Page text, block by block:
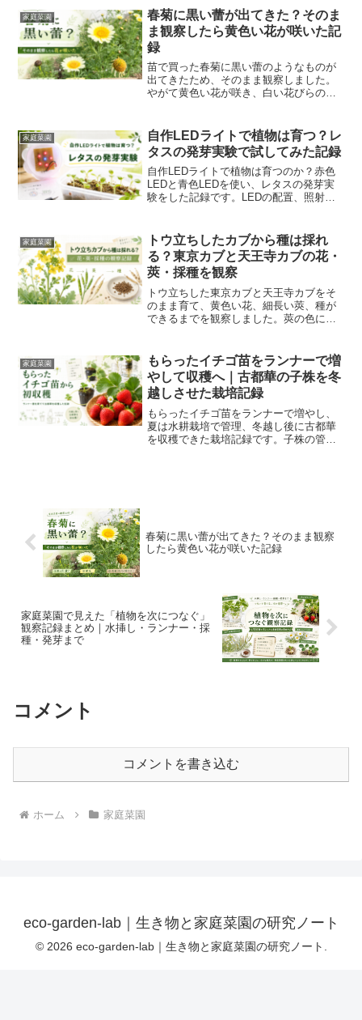
方もまとめます。
家庭菜園
春菊に黒い蕾が出てきた？そのま
ま観察したら黄色い花が咲いた記
録
苗で買った春菊に黒い蕾のようなものが
出てきたため、そのまま観察しました。
やがて黄色い花が咲き、白い花びらの花
家庭菜園
自作LEDライトで植物は育つ？レ
タスの発芽実験で試してみた記録
自作LEDライトで植物は育つのか？赤色
LEDと青色LEDを使い、レタスの発芽実
験をした記録です。LEDの配置、照射時
します。
家庭菜園
トウ立ちしたカブから種は採れ
る？東京カブと天王寺カブの花・
莢・採種を観察
トウ立ちした東京カブと天王寺カブをそ
のまま育て、黄色い花、細長い莢、種が
できるまでを観察しました。莢の色によ
家庭菜園
もらったイチゴ苗をランナーで増
やして収穫へ｜古都華の子株を冬
越しさせた栽培記録
もらったイチゴ苗をランナーで増やし、
夏は水耕栽培で管理、冬越し後に古都華
を収穫できた栽培記録です。子株の管
春菊に黒い蕾が出てきた？そのまま観察
したら黄色い花が咲いた記録
家庭菜園で見えた「植物を次につなぐ」
観察記録まとめ｜水挿し・ランナー・採
種・発芽まで
コメント
コメントを書き込む
ホーム 家庭菜園
eco-garden-lab｜生き物と家庭菜園の研究ノート
© 2026 eco-garden-lab｜生き物と家庭菜園の研究ノート.